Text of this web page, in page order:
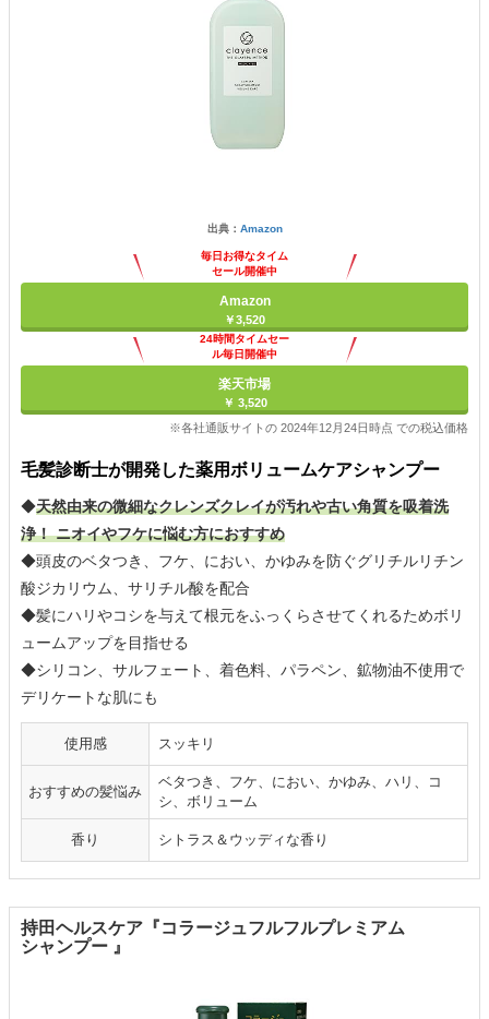
出典： Amazon
毎日お得なタイム
セール開催中
Amazon
￥3,520
24時間タイムセー
ル毎日開催中
楽天市場
￥ 3,520
※各社通販サイトの 2024年12月24日時点 での税込価格
毛髪診断士が開発した薬用ボリュームケアシャンプー
◆天然由来の微細なクレンズクレイが汚れや古い角質を吸着洗
浄！ ニオイやフケに悩む方におすすめ
◆頭皮のベタつき、フケ、におい、かゆみを防ぐグリチルリチン
酸ジカリウム、サリチル酸を配合
◆髪にハリやコシを与えて根元をふっくらさせてくれるためボリ
ュームアップを目指せる
◆シリコン、サルフェート、着色料、パラペン、鉱物油不使用で
デリケートな肌にも
使用感 スッキリ
おすすめの髪悩み
ベタつき、フケ、におい、かゆみ、ハリ、コ
シ、ボリューム
香り シトラス＆ウッディな香り
持田ヘルスケア『コラージュフルフルプレミアム
シャンプー 』